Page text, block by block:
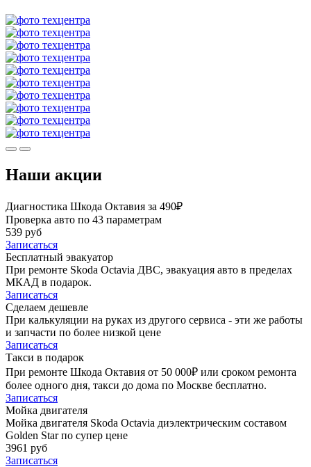
Наши акции
Диагностика Шкода Октавия за 490₽
Проверка авто по 43 параметрам
539 руб
Записаться
Бесплатный эвакуатор
При ремонте Skoda Octavia ДВС, эвакуация авто в пределах
МКАД в подарок.
Записаться
Сделаем дешевле
При калькуляции на руках из другого сервиса - эти же работы
и запчасти по более низкой цене
Записаться
Такси в подарок
При ремонте Шкода Октавия от 50 000₽ или сроком ремонта
более одного дня, такси до дома по Москве бесплатно.
Записаться
Мойка двигателя
Мойка двигателя Skoda Octavia диэлектрическим составом
Golden Star по супер цене
3961 руб
Записаться